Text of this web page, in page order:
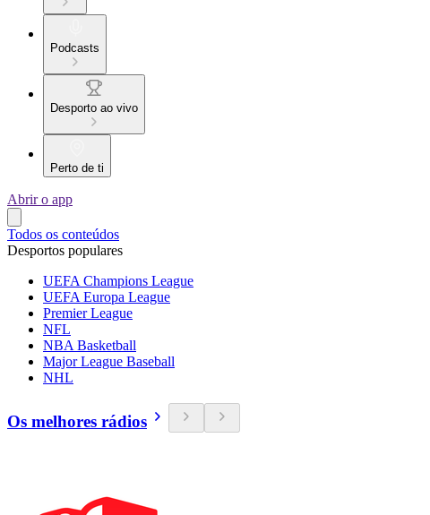
Podcasts
Desporto ao vivo
Perto de ti
Abrir o app
Todos os conteúdos
Desportos populares
UEFA Champions League
UEFA Europa League
Premier League
NFL
NBA Basketball
Major League Baseball
NHL
Os melhores rádios